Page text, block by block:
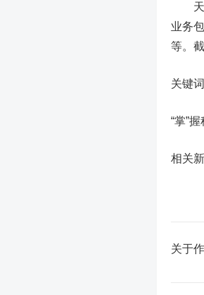
天眼
业务
等。
关键
“掌”
相关
关于